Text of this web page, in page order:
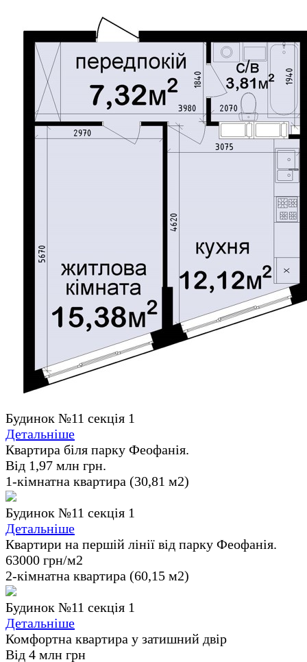
Будинок №11 секція 1
Детальніше
Квартира біля парку Феофанія.
Від 1,97 млн грн.
1-кімнатна квартира (30,81 м2)
Будинок №11 секція 1
Детальніше
Квартири на першій лінії від парку Феофанія.
63000 грн/м2
2-кімнатна квартира (60,15 м2)
Будинок №11 секція 1
Детальніше
Комфортна квартира у затишний двір
Від 4 млн грн